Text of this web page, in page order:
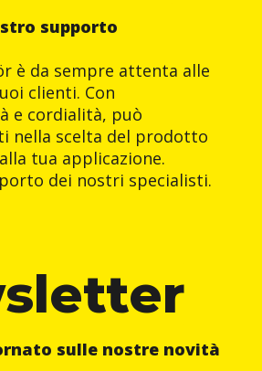
supporto
è da sempre attenta alle
clienti. Con
e cordialità, può
nella scelta del prodotto
tua applicazione.
dei nostri specialisti.
sulle nostre novità